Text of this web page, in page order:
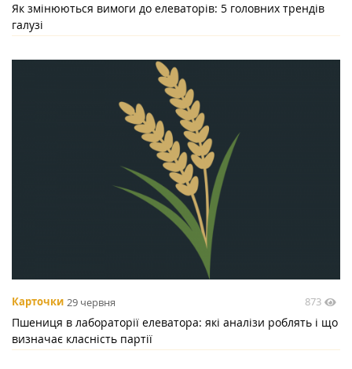
Як змінюються вимоги до елеваторів: 5 головних трендів
галузі
Карточки 29 червня 873
Пшениця в лабораторії елеватора: які аналізи роблять і що
визначає класність партії